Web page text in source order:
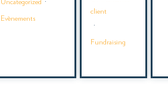
Uncategorized ·
Evènements
client
·
Fundraising